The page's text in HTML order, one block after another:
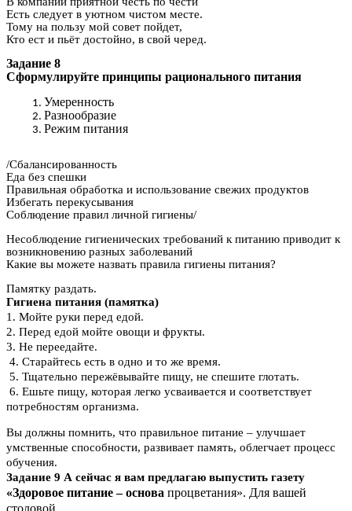
Есть следует в уютном чистом месте.
Тому на пользу мой совет пойдет,
Кто ест и пьёт достойно, в свой черед.
Задание 8
Сформулируйте принципы рационального питания
Умеренность
Разнообразие
Режим питания
/Сбалансированность
Еда без спешки
Правильная обработка и использование свежих продуктов
Избегать перекусывания
Соблюдение правил личной гигиены/
Несоблюдение гигиенических требований к питанию приводит к
возникновению разных заболеваний
Какие вы можете назвать правила гигиены питания?
Памятку раздать.
Гигиена питания (памятка)
1. Мойте руки перед едой.
2. Перед едой мойте овощи и фрукты.
3. Не переедайте.
4. Старайтесь есть в одно и то же время.
5. Тщательно пережёвывайте пищу, не спешите глотать.
6. Ешьте пищу, которая легко усваивается и соответствует
потребностям организма.
Вы должны помнить, что правильное питание – улучшает
умственные способности, развивает память, облегчает процесс
обучения.
Задание 9 А сейчас я вам предлагаю выпустить газету
«Здоровое питание – основа процветания». Для вашей